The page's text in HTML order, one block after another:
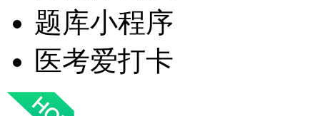
题库小程序
医考爱打卡